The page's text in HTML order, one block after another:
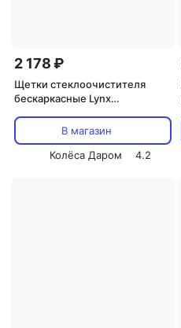
2 178 ₽
Щетки стеклоочистителя
бескаркасные Lynx
В магазин
Колёса Даром
4.2